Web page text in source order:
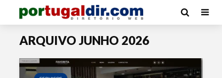
ARQUIVO JUNHO 2026